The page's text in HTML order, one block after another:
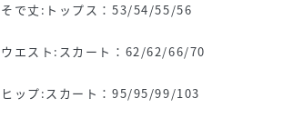
そで丈:トップス：53/54/55/56
ウエスト:スカート：62/62/66/70
ヒップ:スカート：95/95/99/103